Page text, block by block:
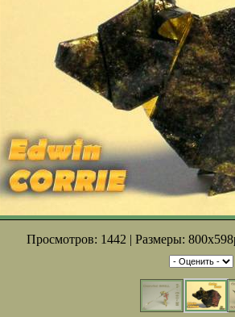
Просмотров: 1442 | Размеры: